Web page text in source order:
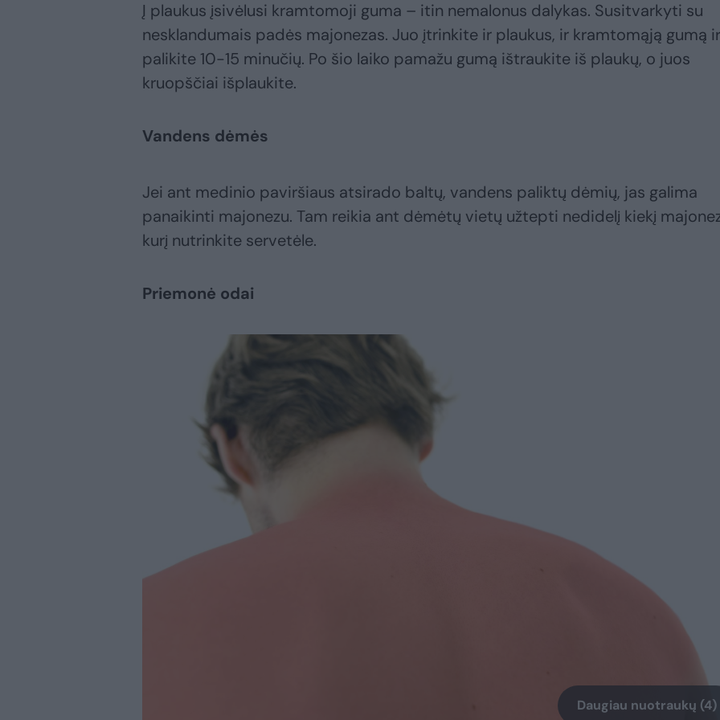
Į plaukus įsivėlusi kramtomoji guma – itin nemalonus dalykas. Susitvarkyti su
nesklandumais padės majonezas. Juo įtrinkite ir plaukus, ir kramtomąją gumą ir
palikite 10-15 minučių. Po šio laiko pamažu gumą ištraukite iš plaukų, o juos
kruopščiai išplaukite.
Vandens dėmės
Jei ant medinio paviršiaus atsirado baltų, vandens paliktų dėmių, jas galima
panaikinti majonezu. Tam reikia ant dėmėtų vietų užtepti nedidelį kiekį
kurį nutrinkite servetėle.
Priemonė odai
Daugiau nuotraukų (4)